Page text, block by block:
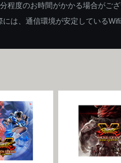
程度のお時間がかかる場合がござ
は、通信環境が安定しているWifi